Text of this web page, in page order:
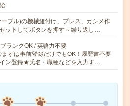
ブル)の機械組付け、プレス、カシメ作
ットしてボタンを押す～繰り返し…
ランクOK / 英語力不要
ずは事前登録だけでもOK！履歴書不要
ン登録★氏名・職種などを入力す…